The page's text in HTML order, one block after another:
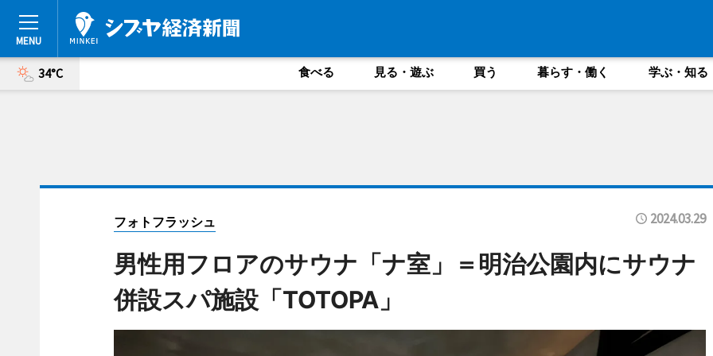
34°C 食べる 見る・遊ぶ 買う 暮らす・働く 学ぶ・知る
フォトフラッシュ 2024.03.29
男性用フロアのサウナ「ナ室」＝明治公園内にサウナ
併設スパ施設「TOTOPA」